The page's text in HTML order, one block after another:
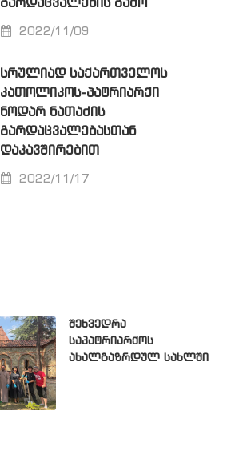
ᲒᲐᲠᲓᲐᲪᲕᲐᲚᲔᲑᲘᲡ ᲒᲐᲛᲝ
2022/11/09
ᲡᲠᲣᲚᲘᲐᲓ ᲡᲐᲥᲐᲠᲗᲕᲔᲚᲝᲡ
ᲙᲐᲗᲝᲚᲘᲙᲝᲡ-ᲞᲐᲢᲠᲘᲐᲠᲥᲘ
ᲜᲝᲓᲐᲠ ᲜᲐᲗᲐᲫᲘᲡ
ᲒᲐᲠᲓᲐᲪᲕᲐᲚᲔᲑᲐᲡᲗᲐᲜ
ᲓᲐᲙᲐᲕᲨᲘᲠᲔᲑᲘᲗ
2022/11/17
შეხვედრა
საპატრიარქოს
ახალგაზრდულ სახლში